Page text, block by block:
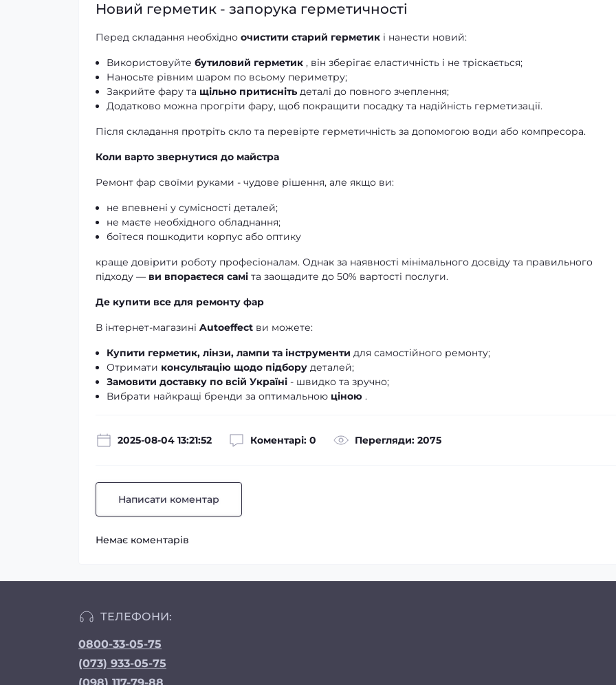
Новий герметик - запорука герметичності
Перед складання необхідно очистити старий герметик і нанести новий:
Використовуйте бутиловий герметик , він зберігає еластичність і не тріскається;
Наносьте рівним шаром по всьому периметру;
Закрийте фару та щільно притиснітьдеталі до повного зчеплення;
Додатково можна прогріти фару, щоб покращити посадку та надійність герметизації.
Після складання протріть скло та перевірте герметичність за допомогою води або компресора.
Коли варто звернутися до майстра
Ремонт фар своїми руками - чудове рішення, але якщо ви:
не впевнені у сумісності деталей;
не маєте необхідного обладнання;
боїтеся пошкодити корпус або оптику
краще довірити роботу професіоналам. Однак за наявності мінімального досвіду та правильного
підходу — ви впораєтеся самі та заощадите до 50% вартості послуги.
Де купити все для ремонту фар
В інтернет-магазині Autoeffect ви можете:
Купити герметик, лінзи, лампи та інструменти для самостійного ремонту;
Отримати консультацію щодо підбору деталей;
Замовити доставку по всій Україні - швидко та зручно;
Вибрати найкращі бренди за оптимальною ціною .
2025-08-04 13:21:52 Коментарі: 0 Перегляди: 2075
Написати коментар
Немає коментарів
ТЕЛЕФОНИ:
0800-33-05-75
(073) 933-05-75